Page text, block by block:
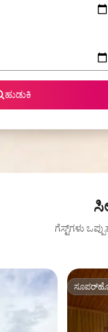
ಹುಡುಕಿ
ಗೆಸ್ಟ್‌ಗಳು